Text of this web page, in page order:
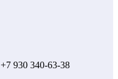
+7 930 340-63-38